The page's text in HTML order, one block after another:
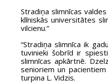
Stradiņa slimnīcas
klīniskās universitātes
vilcienu.”
“Stradiņa slimnīca ik
tuvinieki šobrīd ir
slimnīcas apkārtnē.
senioriem un
turpina L. Vidzis.